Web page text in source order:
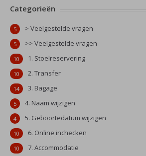
Categorieën
> Veelgestelde vragen
5
>> Veelgestelde vragen
5
1. Stoelreservering
10
2. Transfer
10
3. Bagage
14
4. Naam wijzigen
5
5. Geboortedatum wijzigen
4
6. Online inchecken
10
7. Accommodatie
10